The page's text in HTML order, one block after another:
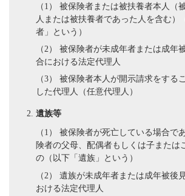
（1） 被保険者または被扶養者本人（
人または被扶養者であった人を含む）
者」という）
（2） 被保険者が未成年者または成年
合における法定代理人
（3） 被保険者本人が開示請求をする
した代理人（任意代理人）
遺族等
（1） 被保険者が死亡している場合で
険者の父母、配偶者もしくは子または
の（以下「遺族」という）
（2） 遺族が未成年者または成年被後
おける法定代理人